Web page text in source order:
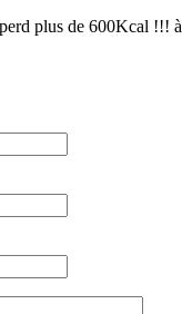
plus de 600Kcal !!! à